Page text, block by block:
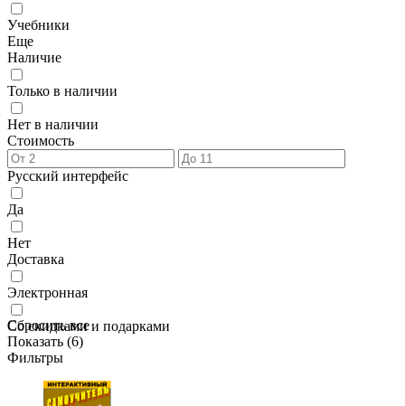
Учебники
Еще
Наличие
Только в наличии
Нет в наличии
Стоимость
Русский интерфейс
Да
Нет
Доставка
Электронная
Со скидками и подарками
Сбросить все
Показать (6)
Фильтры